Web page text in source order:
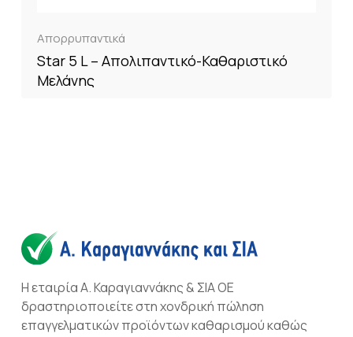
Απορρυπαντικά
Star 5 L – Απολιπαντικό-Καθαριστικό
Μελάνης
Η εταιρία Α. Καραγιαννάκης & ΣΙΑ ΟΕ
δραστηριοποιείτε στη χονδρική πώληση
επαγγελματικών προϊόντων καθαρισμού καθώς